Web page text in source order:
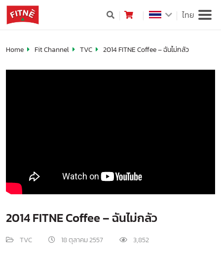
ไทย
Home Fit Channel TVC 2014 FITNE Coffee – ฉันไม่กลัว
2014 FITNE Coffee – ฉันไม่กลัว
TVC 18 ตุลาคม 2557 3,852